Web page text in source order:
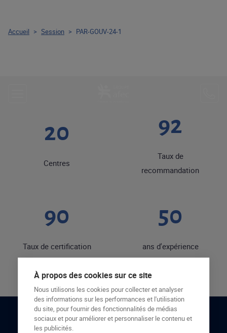
20
Centres
92
Taux de
recommandation
90
Taux de certification
50
ans d'expérience
RESTONS EN CONTACT
Accueil > Session > PAR-GOUV-24-1
À propos des cookies sur ce site
Nous utilisons les cookies pour collecter et analyser
des informations sur les performances et l'utilisation
du site, pour fournir des fonctionnalités de médias
sociaux et pour améliorer et personnaliser le contenu et
les publicités.